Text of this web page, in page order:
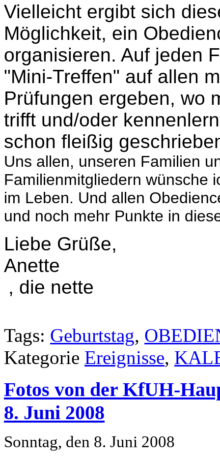
Vielleicht ergibt sich
Möglichkeit, ein
organisieren. Auf jeden
"Mini-Treffen" auf allen
Prüfungen ergeben, wo
trifft und/oder
schon fleißig
Uns allen, unseren Familien
Familienmitgliedern wünsche
im Leben. Und allen
und noch mehr Punkte in
Liebe Grüße,
Anette
, die nette
Tags: Geburtstag,
Kategorie Ereignisse,
Fotos von der KfUH-
8. Juni 2008
Sonntag, den 8. Juni 2008